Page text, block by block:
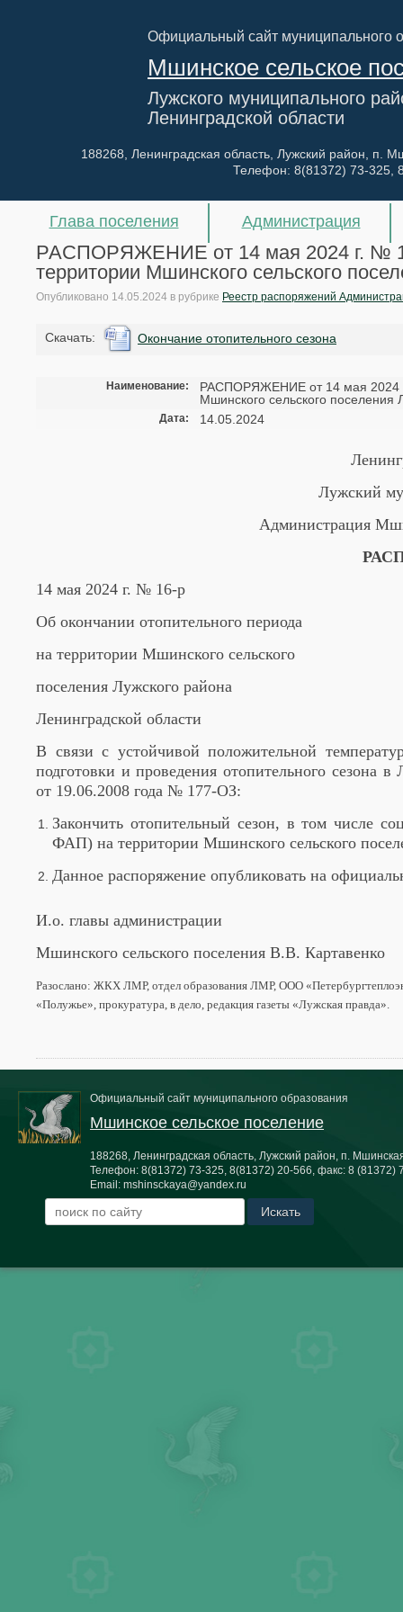
Официальный сайт муниципального
Мшинское сельское
Лужского муниципального
Ленинградской области
188268, Ленинградская область, Лужский район, п.
Телефон: 8(81372) 73-325,
Глава поселения Администрация
РАСПОРЯЖЕНИЕ от 14 мая 2024 г. №
территории Мшинского сельского
Опубликовано 14.05.2024 в рубрике Реестр распоряжений
Cкачать: Окончание отопительного сезона
Наименование:
РАСПОРЯЖЕНИЕ от 14 мая 2024
Мшинского сельского поселения
Дата: 14.05.2024
Лужский
Администрация
14 мая 2024 г. № 16-р
Об окончании отопительного периода
на территории Мшинского сельского
поселения Лужского района
Ленинградской области
В связи с устойчивой положительной
подготовки и проведения отопительного сезона
от 19.06.2008 года № 177-ОЗ:
Закончить отопительный сезон, в том числе
ФАП) на территории Мшинского сельского
Данное распоряжение опубликовать на
И.о. главы администрации
Мшинского сельского поселения В.В. Картавенко
Разослано: ЖКХ ЛМР, отдел образования ЛМР, ООО
«Полужье», прокуратура, в дело, редакция газеты «Лужская правда».
Официальный сайт муниципального образования
Мшинское сельское поселение
188268, Ленинградская область, Лужский район, п.
Телефон: 8(81372) 73-325, 8(81372) 20-566, факс: 8 (81372)
Email: mshinsckaya@yandex.ru